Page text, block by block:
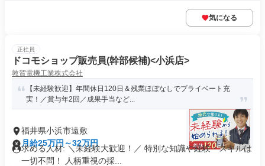
気になる
正社員
ドコモショップ販売員(幹部候補)<小浜店>
敦賀電機工業株式会社
【未経験歓迎】年間休日120日＆残業ほぼなしでプライベート充
実！／賞与年2回／成果手当など...
福井県小浜市遠敷
月給25万円～32万円
求める人材: ＼未経験大歓迎！／ 特別な知識や経験・スキルは
一切不問！ 人柄重視の採...